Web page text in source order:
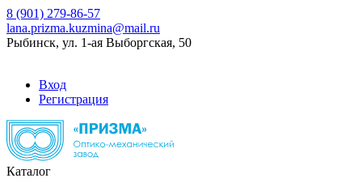
8 (901) 279-86-57
lana.prizma.kuzmina@mail.ru
Рыбинск, ул. 1-ая Выборгская, 50
Вход
Регистрация
Каталог